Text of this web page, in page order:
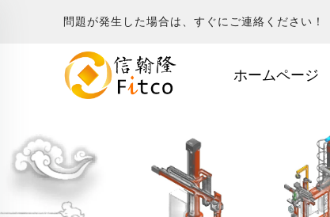
問題が発生した場合は、すぐにご連絡ください！
ホームページ